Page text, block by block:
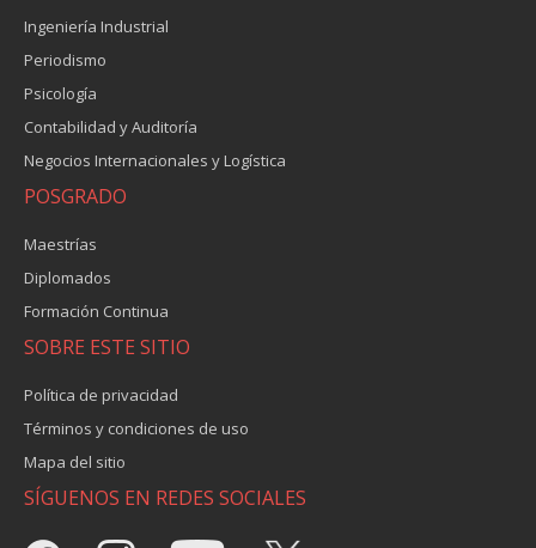
Ingeniería Industrial
Periodismo
Psicología
Contabilidad y Auditoría
Negocios Internacionales y Logística
POSGRADO
Maestrías
Diplomados
Formación Continua
SOBRE ESTE SITIO
Política de privacidad
Términos y condiciones de uso
Mapa del sitio
SÍGUENOS EN REDES SOCIALES